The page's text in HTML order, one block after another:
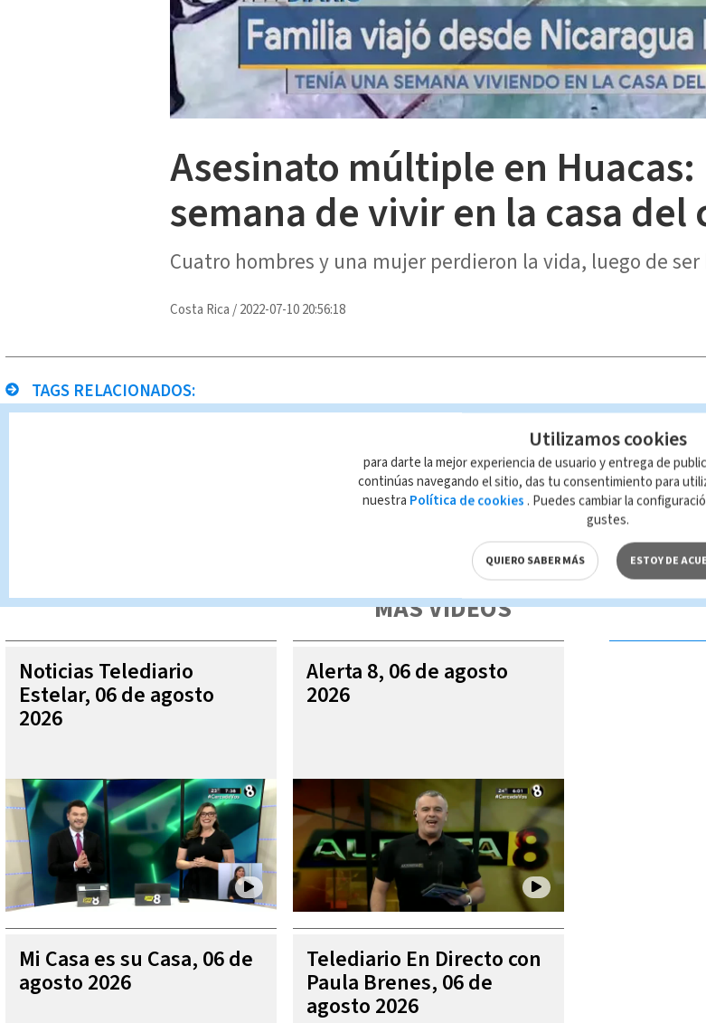
Asesinato múltiple en
semana de vivir en la casa del
Cuatro hombres y una mujer perdieron la vida, luego de
Costa Rica /2022-07-10 20:56:18
TAGS RELACIONADOS:
Queda prohibida la reproducción total o parcial del contenido de esta página, mismo que es propiedad de
autorizada constituye una infracción y un delito de conformidad con las leyes aplicables.
MÁS VIDEOS
Noticias Telediario
Estelar, 06 de agosto
2026
Alerta 8, 06 de agosto
2026
Mi Casa es su Casa, 06 de
agosto 2026
Telediario En Directo con
Paula Brenes, 06 de
agosto 2026
Utilizamos cookies
para darte la mejor experiencia de usuario y entrega de
continúas navegando el sitio, das tu consentimiento para
nuestra Política de cookies . Puedes cambiar la
gustes.
QUIERO SABER MÁS ESTOY DE